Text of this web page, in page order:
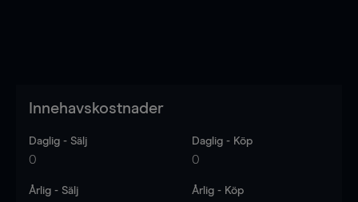
Innehavskostnader
Daglig - Sälj
0
Daglig - Köp
0
Årlig - Sälj Årlig - Köp